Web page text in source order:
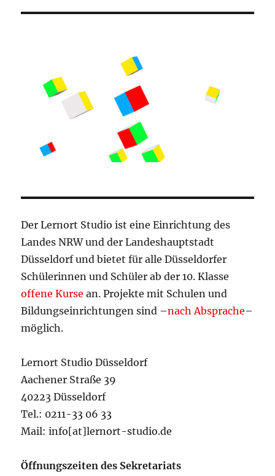
Der Lernort Studio ist eine Einrichtung des
Landes NRW und der Landeshauptstadt
Düsseldorf und bietet für alle Düsseldorfer
Schülerinnen und Schüler ab der 10. Klasse
offene Kurse an. Projekte mit Schulen und
Bildungseinrichtungen sind –nach Absprache–
möglich.
Lernort Studio Düsseldorf
Aachener Straße 39
40223 Düsseldorf
Tel.: 0211-33 06 33
Mail: info[at]lernort-studio.de
Öffnungszeiten des Sekretariats